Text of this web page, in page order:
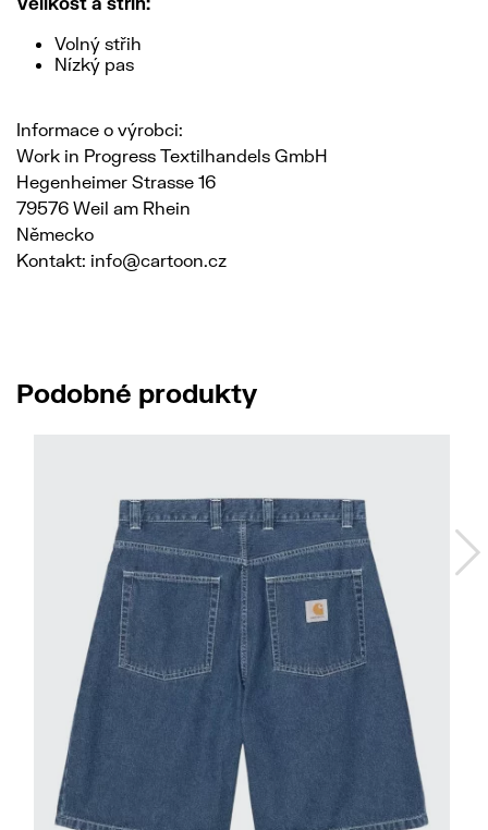
Volný střih
Nízký pas
Informace o výrobci:
Work in Progress Textilhandels GmbH
Hegenheimer Strasse 16
79576 Weil am Rhein
Německo
Kontakt: info@cartoon.cz
Podobné produkty